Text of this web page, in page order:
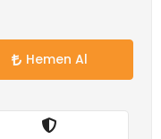
Hemen Al